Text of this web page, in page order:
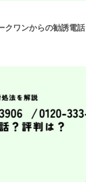
クワンからの勧誘電